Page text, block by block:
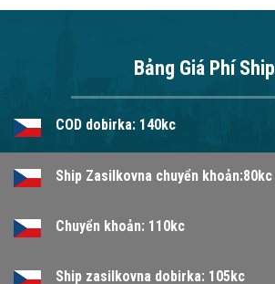
Bảng Giá Phí Ship
COD dobirka: 140kc
Ship Zasilkovna chuyển khoản:80kc
Chuyển khoản: 110kc
Ship zasilkovna dobirka: 105kc